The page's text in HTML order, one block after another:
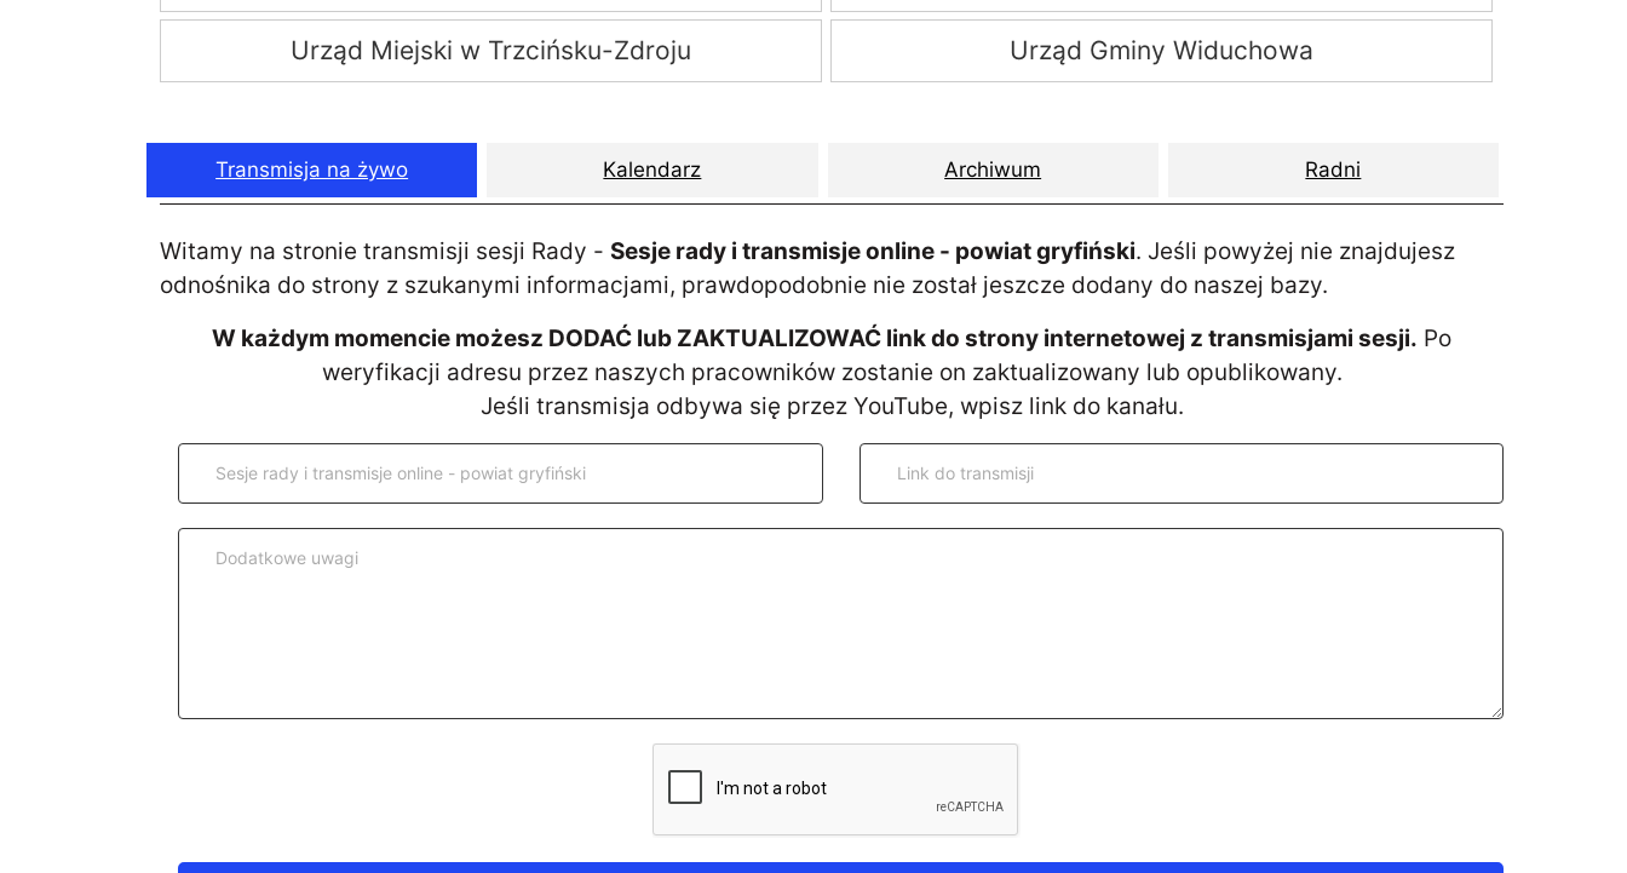
Urząd Miejski w Trzcińsku-Zdroju Urząd Gminy Widuchowa
Transmisja na żywo Kalendarz Archiwum Radni
Witamy na stronie transmisji sesji Rady - Sesje rady i transmisje online - powiat gryfiński. Jeśli powyżej nie znajdujesz
odnośnika do strony z szukanymi informacjami, prawdopodobnie nie został jeszcze dodany do naszej bazy.
W każdym momencie możesz DODAĆ lub ZAKTUALIZOWAĆ link do strony internetowej z transmisjami sesji. Po
weryfikacji adresu przez naszych pracowników zostanie on zaktualizowany lub opublikowany.
Jeśli transmisja odbywa się przez YouTube, wpisz link do kanału.